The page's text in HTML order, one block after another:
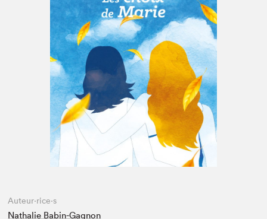
Espace enseignant·e·s
Espace pro
Auteur·rice·s
Nathalie Babin-Gagnon